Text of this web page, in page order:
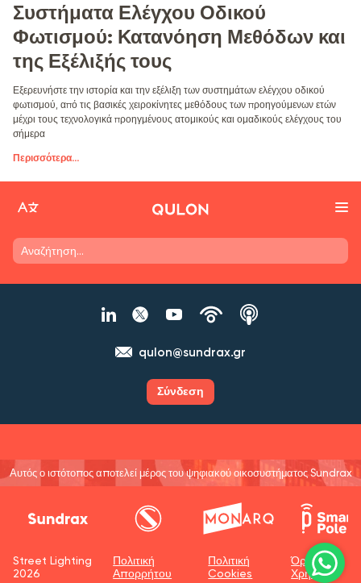
Συστήματα Ελέγχου Οδικού
Φωτισμού: Κατανόηση Μεθόδων και
της Εξέλιξής τους
Εξερευνήστε την ιστορία και την εξέλιξη των συστημάτων ελέγχου οδικού
φωτισμού, από τις βασικές χειροκίνητες μεθόδους των προηγούμενων ετών
μέχρι τους τεχνολογικά προηγμένους ατομικούς και ομαδικούς ελέγχους του
σήμερα
Περισσότερα...
qulon@sundrax.gr
Σύνδεση
Αυτός ο ιστότοπος αποτελεί μέρος του ψηφιακού οικοσυστήματος Sundrax
Street Lighting
2026
Πολιτική
Απορρήτου
Πολιτική
Cookies
Όροι
Χρήσης